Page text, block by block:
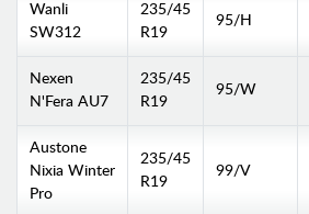
Wanli
SW312
235/45
R19
95/H
Nexen
N'Fera AU7
235/45
R19
95/W
Austone
Nixia Winter
Pro
235/45
R19
99/V